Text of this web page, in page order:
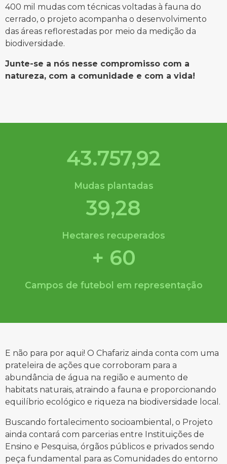
400 mil mudas com técnicas voltadas à fauna do
cerrado, o projeto acompanha o desenvolvimento
das áreas reflorestadas por meio da medição da
biodiversidade.
Junte-se a nós nesse compromisso com a
natureza, com a comunidade e com a vida!
43.757,92
Mudas plantadas
39,28
Hectares recuperados
+ 60
Campos de futebol em representação
E não para por aqui! O Chafariz ainda conta com uma
prateleira de ações que corroboram para a
abundância de água na região e aumento de
habitats naturais, atraindo a fauna e proporcionando
equilíbrio ecológico e riqueza na biodiversidade local.
Buscando fortalecimento socioambiental, o Projeto
ainda contará com parcerias entre Instituições de
Ensino e Pesquisa, órgãos públicos e privados sendo
peça fundamental para as Comunidades do entorno